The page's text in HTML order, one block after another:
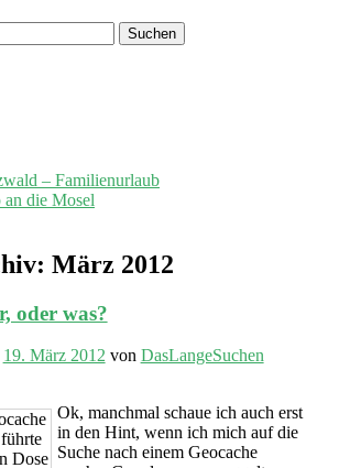
– Familienurlaub
die Mosel
März 2012
oder was?
19. März 2012 von DasLangeSuchen
Ok, manchmal schaue ich auch erst
in den Hint, wenn ich mich auf die
Suche nach einem Geocache